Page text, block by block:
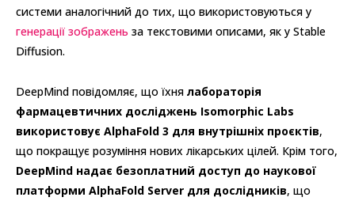
системи аналогічний до тих, що використовуються у
генерації зображень за текстовими описами, як у Stable
Diffusion.
DeepMind повідомляє, що їхня лабораторія
фармацевтичних досліджень Isomorphic Labs
використовує AlphaFold 3 для внутрішніх проєктів,
що покращує розуміння нових лікарських цілей. Крім того,
DeepMind надає безоплатний доступ до наукової
платформи AlphaFold Server для дослідників, що